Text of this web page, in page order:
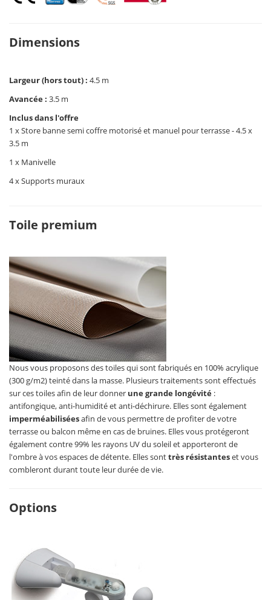
Dimensions
Largeur (hors tout) : 4.5 m
Avancée : 3.5 m
Inclus dans l'offre
1 x Store banne semi coffre motorisé et manuel pour terrasse - 4.5 x
3.5 m
1 x Manivelle
4 x Supports muraux
Toile premium
Nous vous proposons des toiles qui sont fabriqués en 100% acrylique
(300 g/m2) teinté dans la masse. Plusieurs traitements sont effectués
sur ces toiles afin de leur donner une grande longévité :
antifongique, anti-humidité et anti-déchirure. Elles sont également
imperméabiliséesafin de vous permettre de profiter de votre
terrasse ou balcon même en cas de bruines. Elles vous protégeront
également contre 99% les rayons UV du soleil et apporteront de
l'ombre à vos espaces de détente. Elles sonttrès résistanteset vous
combleront durant toute leur durée de vie.
Options